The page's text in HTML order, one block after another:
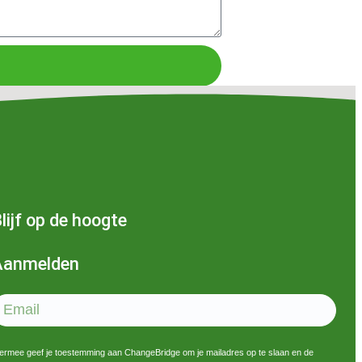
op de hoogte
geef je toestemming aan ChangeBridge om je mailadres op te slaan en de